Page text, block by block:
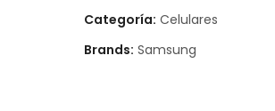
Categoría: Celulares
Brands: Samsung